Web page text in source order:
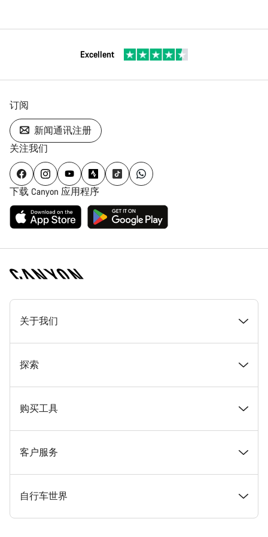
Excellent
订阅
新闻通讯注册
关注我们
下载 Canyon 应用程序
[footer.linksList.title]
关于我们
奖项
在 Canyon 工作
Canyon 新闻发布室
条款和条件
探索
新闻和故事
提示和建议
Canyon Home Koblenz
购买工具
找到您梦寐以求的 Canyon 自行车
现货自行车
客户服务
支持中心
自行车世界